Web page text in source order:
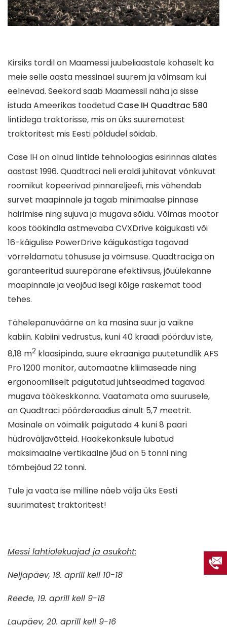
Kirsiks tordil on Maamessi juubeliaastale kohaselt ka
meie selle aasta messinael suurem ja võimsam kui
eelnevad. Seekord saab Maamessil näha ja sisse
istuda Ameerikas toodetud Case IH Quadtrac 580
lintidega traktorisse, mis on üks suurematest
traktoritest mis Eesti põldudel sõidab.
Case IH on olnud lintide tehnoloogias esirinnas alates
aastast 1996. Quadtraci neli eraldi juhitavat võnkuvat
roomikut kopeerivad pinnareljeefi, mis vähendab
survet maapinnale ja tagab minimaalse pinnase
häirimise ning sujuva ja mugava sõidu. Võimas mootor
koos töökindla astmevaba CVXDrive käigukasti või
16-käigulise PowerDrive käigukastiga tagavad
võrreldamatu tõhususe ja võimsuse. Quadtraciga on
garanteeritud suurepärane efektiivsus, jõuülekanne
maapinnale ja veojõud isegi kõige raskemat tööd
tehes.
Tähelepanuväärne on ka masina suur ja vaikne
kabiin. Kabiini vedrustus, kuni 40 kraadi pöörduv iste,
8,18 m2 klaasipinda, suure ekraaniga puutetundlik AFS
Pro 1200 monitor, automaatne kliimaseade ning
ergonoomiliselt paigutatud juhtseadmed tagavad
mugava töökeskkonna. Vaatamata oma suurusele,
on Quadtraci pöörderaadius ainult 5,7 meetrit.
Masinale on võimalik paigutada 4 kuni 8 paari
hüdroväljavõtteid. Haakekonksule lubatud
maksimaalne vertikaalne jõud on 5 tonni ning
tõmbejõud 22 tonni.
Tule ja vaata ise milline näeb välja üks Eesti
suurimatest traktoritest!
Messi lahtiolekuajad ja asukoht:
Neljapäev, 18. aprill kell 10-18
Reede, 19. aprill kell 9-18
Laupäev, 20. aprill kell 9-16